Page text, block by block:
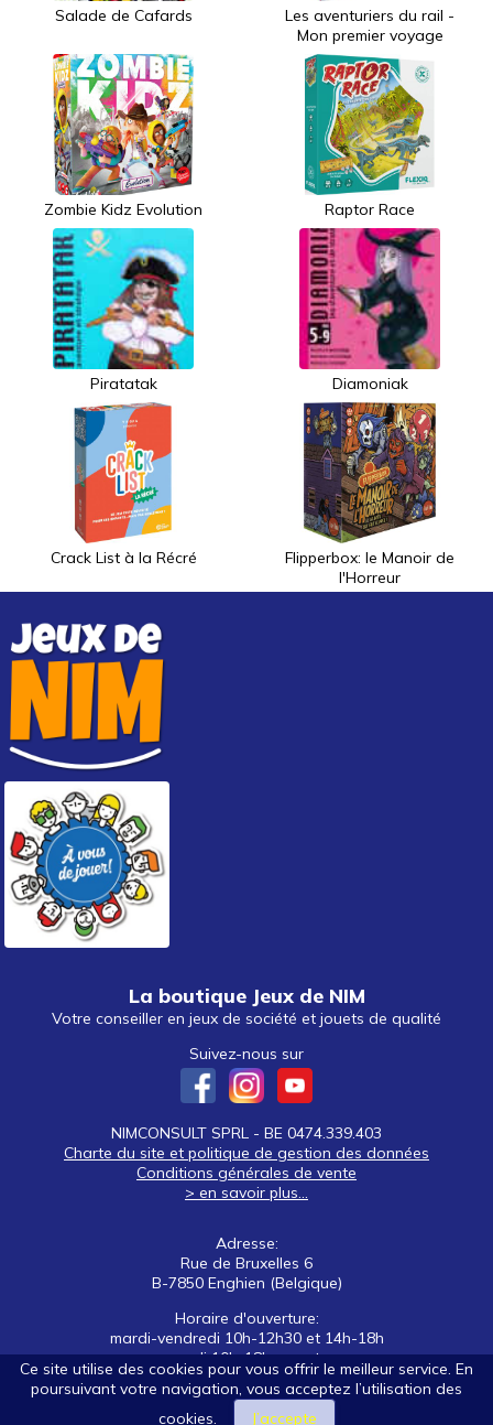
Salade de Cafards
Les aventuriers du rail -
Mon premier voyage
Zombie Kidz Evolution Raptor Race
Piratatak Diamoniak
Crack List à la Récré
Flipperbox: le Manoir de
l'Horreur
La boutique Jeux de NIM
Votre conseiller en jeux de société et jouets de qualité
Suivez-nous sur
NIMCONSULT SPRL - BE 0474.339.403
Charte du site et politique de gestion des données
Conditions générales de vente
> en savoir plus...
Adresse:
Rue de Bruxelles 6
B-7850 Enghien (Belgique)
Horaire d'ouverture:
mardi-vendredi 10h-12h30 et 14h-18h
samedi 10h-18h non stop
Tél: +32 (0)2 395 92 88
E-mail:nim@jeuxdenim.be
Ce site utilise des cookies pour vous offrir le meilleur service. En
poursuivant votre navigation, vous acceptez l’utilisation des
cookies.
J’accepte